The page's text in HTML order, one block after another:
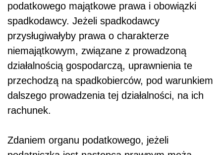
podatkowego majątkowe prawa i obowiązki
spadkodawcy. Jeżeli spadkodawcy
przysługiwałyby prawa o charakterze
niemajątkowym, związane z prowadzoną
działalnością gospodarczą, uprawnienia te
przechodzą na spadkobierców, pod warunkiem
dalszego prowadzenia tej działalności, na ich
rachunek.
Zdaniem organu podatkowego, jeżeli